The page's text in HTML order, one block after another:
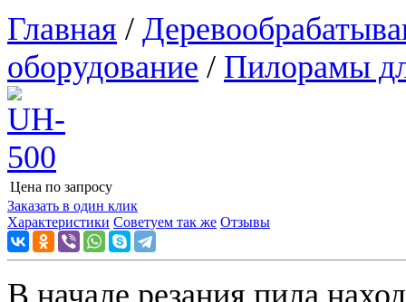
Главная /
оборудование / Пилорамы
Цена по запросу
Заказать в один клик
Характеристики Советуем так же Отзывы